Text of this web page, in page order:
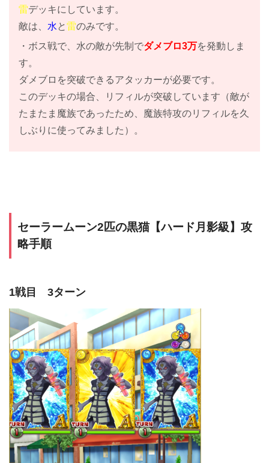
雷デッキにしています。
敵は、 水と雷のみです。
・ボス戦で、水の敵が先制でダメブロ3万を発動しま
す。
ダメブロを突破できるアタッカーが必要です。
このデッキの場合、リフィルが突破しています（敵が
たまたま魔族であったため、魔族特攻のリフィルを久
しぶりに使ってみました）。
セーラームーン2匹の黒猫【ハード月影級】攻
略手順
1戦目 3ターン